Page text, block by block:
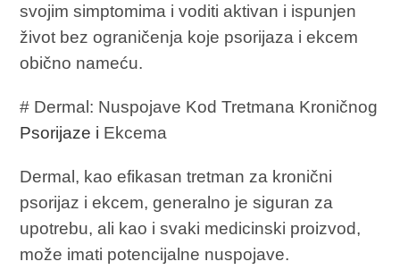
svojim simptomima i voditi aktivan i ispunjen
život bez ograničenja koje psorijaza i ekcem
obično nameću.
# Dermal: Nuspojave Kod Tretmana Kroničnog
Psorijaze i Ekcema
Dermal, kao efikasan tretman za kronični
psorijaz i ekcem, generalno je siguran za
upotrebu, ali kao i svaki medicinski proizvod,
može imati potencijalne nuspojave.